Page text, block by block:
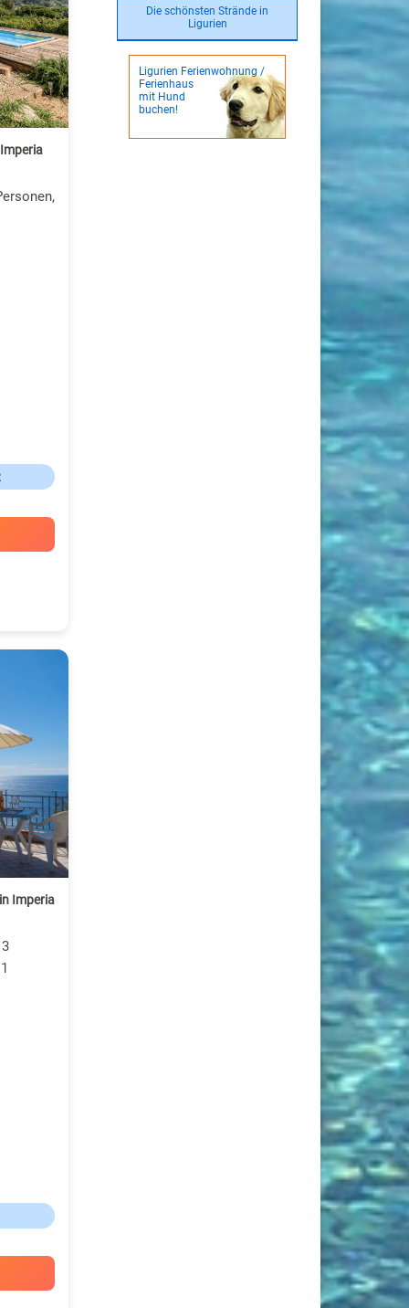
Die schönsten Strände in
Ligurien
Ligurien Ferienwohnung /
Ferienhaus
mit Hund
buchen!
Imperia